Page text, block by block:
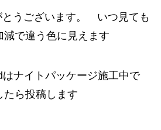
とうございます。 いつ見ても
減で違う色に見えます
ナイトパッケージ施工中で
ら投稿します